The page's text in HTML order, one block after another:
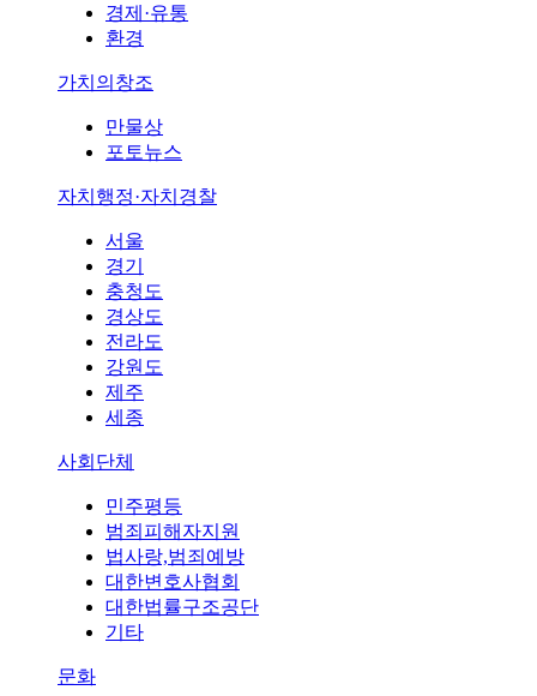
경제·유통
환경
가치의창조
만물상
포토뉴스
자치행정·자치경찰
서울
경기
충청도
경상도
전라도
강원도
제주
세종
사회단체
민주평등
범죄피해자지원
법사랑,범죄예방
대한변호사협회
대한법률구조공단
기타
문화